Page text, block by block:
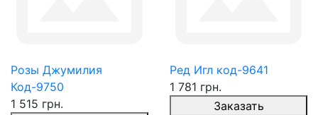
Розы Джумилия
Код-9750
1 515 грн.
Ред Игл код-9641
1 781 грн.
Заказать